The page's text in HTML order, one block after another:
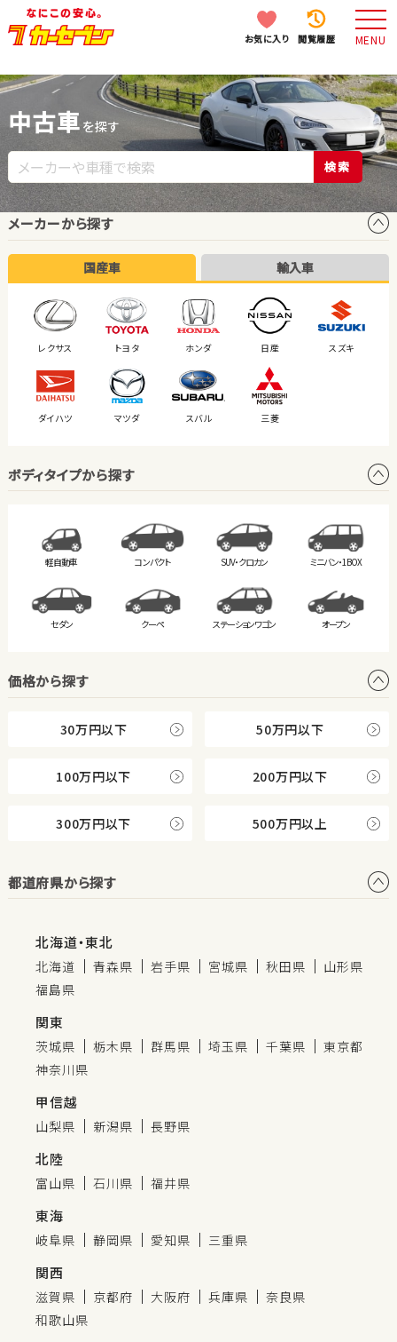
お気に入り 閲覧履歴 MENU
中古車 を探す
検索
メーカーから探す
国産車 輸入車
レクサス トヨタ ホンダ 日産 スズキ
ダイハツ マツダ スバル 三菱
ボディタイプから探す
軽自動車 コンパクト SUV・クロカン ミニバン・1BOX
セダン クーペ ステーションワゴン オープン
価格から探す
30万円以下 50万円以下
100万円以下 200万円以下
300万円以下 500万円以上
都道府県から探す
北海道・東北
北海道 青森県 岩手県 宮城県 秋田県
山形県
福島県
関東
茨城県 栃木県 群馬県 埼玉県 千葉県
東京都
神奈川県
甲信越
山梨県 新潟県 長野県
北陸
富山県 石川県 福井県
東海
岐阜県 静岡県 愛知県 三重県
関西
滋賀県 京都府 大阪府 兵庫県
奈良県
和歌山県